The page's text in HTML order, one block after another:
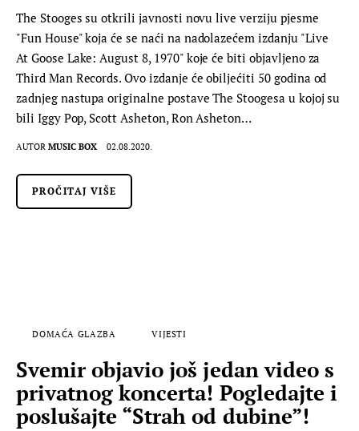
The Stooges su otkrili javnosti novu live verziju pjesme
"Fun House" koja će se naći na nadolazećem izdanju "Live
At Goose Lake: August 8, 1970" koje će biti objavljeno za
Third Man Records. Ovo izdanje će obiljećiti 50 godina od
zadnjeg nastupa originalne postave The Stoogesa u kojoj su
bili Iggy Pop, Scott Asheton, Ron Asheton…
AUTOR MUSIC BOX 02.08.2020.
PROČITAJ VIŠE
DOMAĆA GLAZBA VIJESTI
Svemir objavio još jedan video s
privatnog koncerta! Pogledajte i
poslušajte “Strah od dubine”!